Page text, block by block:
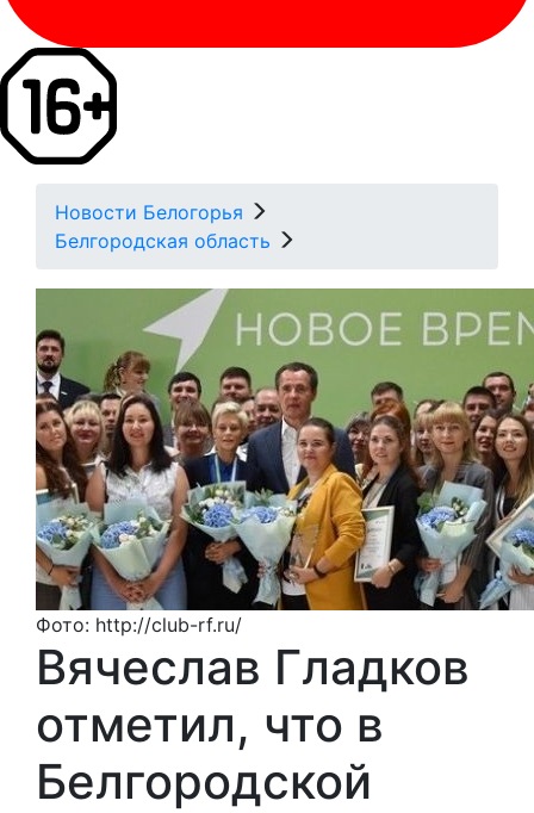
Новости Белогорья
Белгородская область
Фото: http://club-rf.ru/
Вячеслав Гладков
отметил, что в
Белгородской